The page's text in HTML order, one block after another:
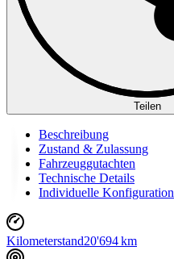
Teilen
Beschreibung
Zustand & Zulassung
Fahrzeuggutachten
Technische Details
Individuelle Konfiguration
Kilometerstand20'694 km